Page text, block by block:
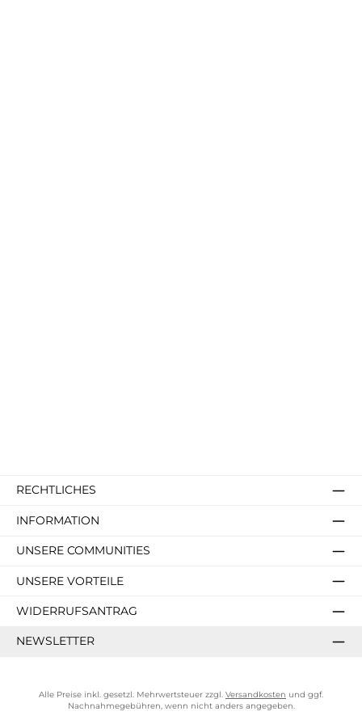
RECHTLICHES
INFORMATION
UNSERE COMMUNITIES
UNSERE VORTEILE
WIDERRUFSANTRAG
NEWSLETTER
Alle Preise inkl. gesetzl. Mehrwertsteuer zzgl. Versandkosten und ggf.
Nachnahmegebühren, wenn nicht anders angegeben.